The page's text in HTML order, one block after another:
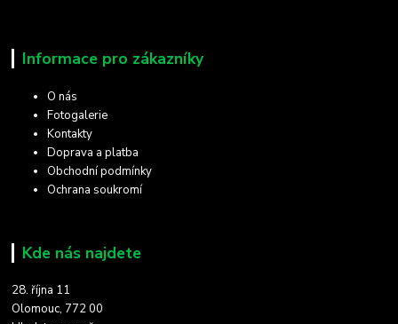
Informace pro zákazníky
O nás
Fotogalerie
Kontakty
Doprava a platba
Obchodní podmínky
Ochrana soukromí
Kde nás najdete
28. října 11
Olomouc, 772 00